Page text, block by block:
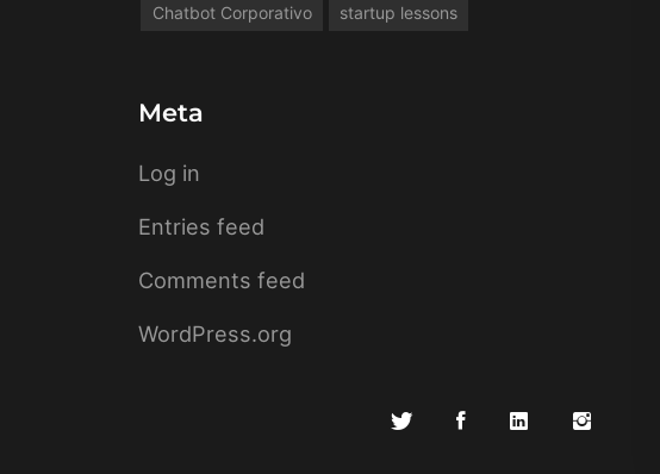
Chatbot Corporativo startup lessons
Meta
Log in
Entries feed
Comments feed
WordPress.org